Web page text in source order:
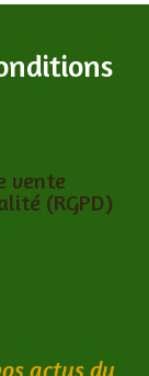
vente
(RGPD)
actus du